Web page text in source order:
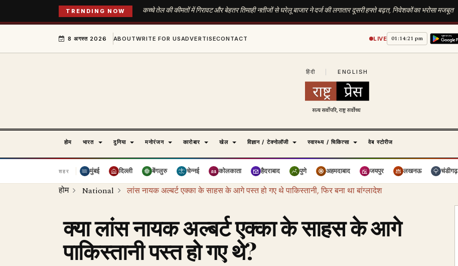
TRENDING NOW कच्चे तेल की कीमतों में गिरावट और बेहतर तिमाही नतीजों से घरेलू बाजार ने दर्ज की लगातार दूसरी हफ्ते बढ़त, निवेशकों का भरोसा मजबूत
8 अगस्त 2026 ABOUTWRITE FOR USADVERTISECONTACT LIVE 01:14:22 pm
हिंदी ENGLISH
होम भारत दुनिया मनोरंजन कारोबार खेल विज्ञान / टेक्नोलॉजी स्वास्थ्य / चिकित्सा वेब स्टोरीज
शहर मुंबई दिल्ली बेंगलुरु चेन्नई कोलकाता हैदराबाद पुणे अहमदाबाद जयपुर लखनऊ चंडीगढ़
होम National लांस नायक अल्बर्ट एक्का के साहस के आगे पस्त हो गए थे पाकिस्तानी, फिर बना था बांग्लादेश
क्या लांस नायक अल्बर्ट एक्का के साहस के आगे
पाकिस्तानी पस्त हो गए थे?